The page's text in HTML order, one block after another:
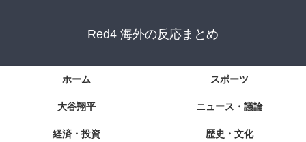
Red4 海外の反応まとめ
ホーム スポーツ
大谷翔平 ニュース・議論
経済・投資 歴史・文化